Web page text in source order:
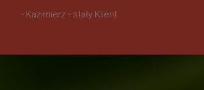
- Kazimierz - stały Klient